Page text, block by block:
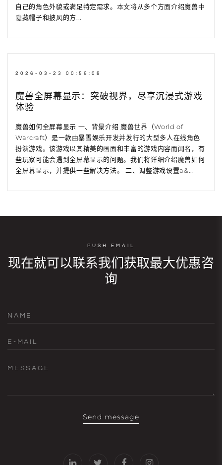
自己的角色外貌或满足特定需求。本文将从多个方面介绍魔兽中
隐藏帽子和披风的方...
2026-03-23 00:56:08
魔兽全屏幕显示：突破视界，尽享沉浸式游戏
体验
魔兽如何全屏幕显示 一、背景介绍 魔兽世界（World of
Warcraft）是一款由暴雪娱乐开发并发行的大型多人在线角色
扮演游戏。该游戏以其精美的画面和丰富的游戏内容而闻名，有
些玩家可能会遇到全屏幕显示的问题。我们将详细介绍魔兽如何
全屏幕显示，并提供一些解决方法。 二、调整游戏设置a&...
PUSH EMAIL
现在就可以联系我们获取最大优惠咨
询
NAME
E-MAIL
MESSAGE
Send message